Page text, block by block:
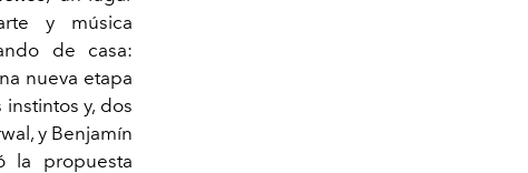
y música
de casa:
nueva etapa
y, dos
y Benjamín
la propuesta